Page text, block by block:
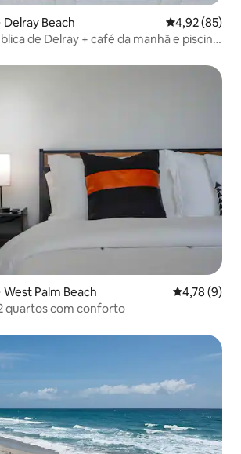
Beach 4,92 de uma
4,92 (85)
de Delray + café da manhã e piscina
Palm Beach 4,78 de
4,78 (9)
quartos com conforto